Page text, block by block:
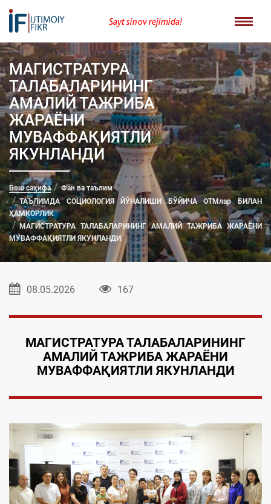
Sayt sinov rejimida!
МАГИСТРАТУРА
ТАЛАБАЛАРИНИНГ
АМАЛИЙ ТАЖРИБА
ЖАРАЁНИ
МУВАФФАҚИЯТЛИ
ЯКУНЛАНДИ
Бош саҳифа
Фан ва таълим
ТАЪЛИМДА СОЦИОЛОГИЯ ЙЎНАЛИШИ БЎЙИЧА ОТМлар БИЛАН
ҲАМКОРЛИК
МАГИСТРАТУРА ТАЛАБАЛАРИНИНГ АМАЛИЙ ТАЖРИБА ЖАРАЁНИ
МУВАФФАҚИЯТЛИ ЯКУНЛАНДИ
08.05.2026 167
МАГИСТРАТУРА ТАЛАБАЛАРИНИНГ
АМАЛИЙ ТАЖРИБА ЖАРАЁНИ
МУВАФФАҚИЯТЛИ ЯКУНЛАНДИ